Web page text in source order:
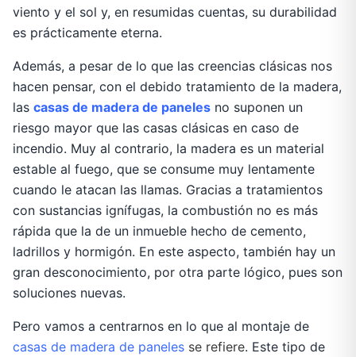
viento y el sol y, en resumidas cuentas, su durabilidad
es prácticamente eterna.
Además, a pesar de lo que las creencias clásicas nos
hacen pensar, con el debido tratamiento de la madera,
las casas de madera de paneles no suponen un
riesgo mayor que las casas clásicas en caso de
incendio. Muy al contrario, la madera es un material
estable al fuego, que se consume muy lentamente
cuando le atacan las llamas. Gracias a tratamientos
con sustancias ignífugas, la combustión no es más
rápida que la de un inmueble hecho de cemento,
ladrillos y hormigón. En este aspecto, también hay un
gran desconocimiento, por otra parte lógico, pues son
soluciones nuevas.
Pero vamos a centrarnos en lo que al montaje de
casas de madera de paneles se refiere. Este tipo de